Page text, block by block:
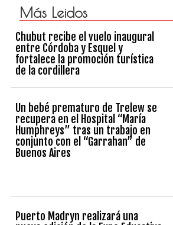
Más Leidos
Chubut recibe el vuelo inaugural
entre Córdoba y Esquel y
fortalece la promoción turística
de la cordillera
Un bebé prematuro de Trelew se
recupera en el Hospital “María
Humphreys” tras un trabajo en
conjunto con el “Garrahan” de
Buenos Aires
Puerto Madryn realizará una